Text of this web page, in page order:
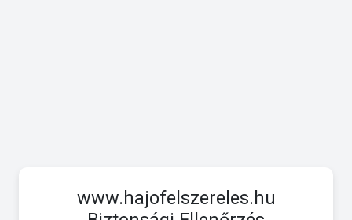
www.hajofelszereles.hu